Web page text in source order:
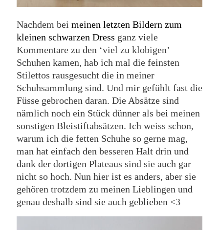
Nachdem bei meinen letzten Bildern zum
kleinen schwarzen Dress ganz viele
Kommentare zu den ‘viel zu klobigen’
Schuhen kamen, hab ich mal die feinsten
Stilettos rausgesucht die in meiner
Schuhsammlung sind. Und mir gefühlt fast die
Füsse gebrochen daran. Die Absätze sind
nämlich noch ein Stück dünner als bei meinen
sonstigen Bleistiftabsätzen. Ich weiss schon,
warum ich die fetten Schuhe so gerne mag,
man hat einfach den besseren Halt drin und
dank der dortigen Plateaus sind sie auch gar
nicht so hoch. Nun hier ist es anders, aber sie
gehören trotzdem zu meinen Lieblingen und
genau deshalb sind sie auch geblieben <3